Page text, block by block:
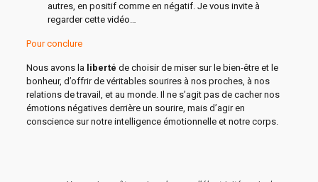
autres, en positif comme en négatif. Je vous invite à
regarder cette vidéo…
Pour conclure
Nous avons la liberté de choisir de miser sur le bien-être et le
bonheur, d’offrir de véritables sourires à nos proches, à nos
relations de travail, et au monde. Il ne s’agit pas de cacher nos
émotions négatives derrière un sourire, mais d’agir en
conscience sur notre intelligence émotionnelle et notre corps.